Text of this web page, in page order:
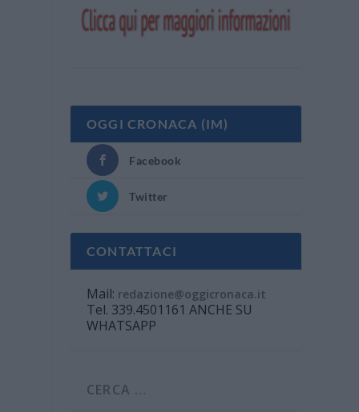
OGGI CRONACA (IM)
Facebook
Twitter
CONTATTACI
Mail: redazione@oggicronaca.it
Tel. 339.4501161 ANCHE SU
WHATSAPP